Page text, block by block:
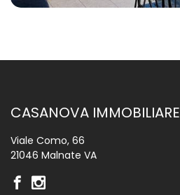
CASANOVA IMMOBILIARE
Viale Como, 66
21046 Malnate VA